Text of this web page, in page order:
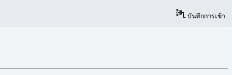
บันทึกการเข้า